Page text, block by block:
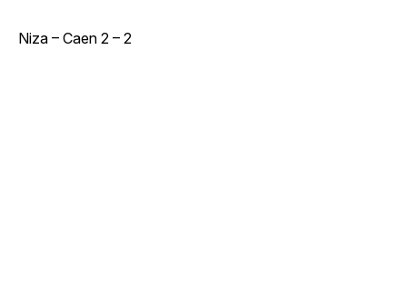
Niza – Caen 2 – 2